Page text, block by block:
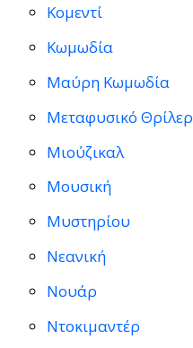
Κομεντί
Κωμωδία
Μαύρη Κωμωδία
Μεταφυσικό Θρίλερ
Μιούζικαλ
Μουσική
Μυστηρίου
Νεανική
Νουάρ
Ντοκιμαντέρ